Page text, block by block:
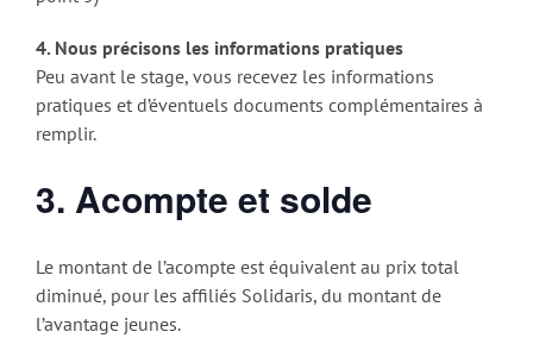
4. Nous précisons les informations pratiques
Peu avant le stage, vous recevez les informations
pratiques et d’éventuels documents complémentaires à
remplir.
3. Acompte et solde
Le montant de l’acompte est équivalent au prix total
diminué, pour les affiliés Solidaris, du montant de
l’avantage jeunes.